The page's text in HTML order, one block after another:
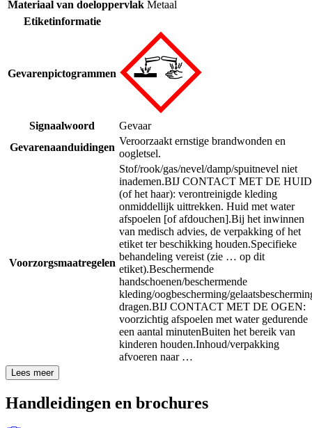
Materiaal van doeloppervlak Metaal
Etiketinformatie
Gevarenpictogrammen
Signaalwoord
Gevaar
Gevarenaanduidingen
Veroorzaakt ernstige brandwonden en
oogletsel.
Voorzorgsmaatregelen
Stof/rook/gas/nevel/damp/spuitnevel niet
inademen.BIJ CONTACT MET DE HUID
(of het haar): verontreinigde kleding
onmiddellijk uittrekken. Huid met water
afspoelen [of afdouchen].Bij het inwinnen
van medisch advies, de verpakking of het
etiket ter beschikking houden.Specifieke
behandeling vereist (zie … op dit
etiket).Beschermende
handschoenen/beschermende
kleding/oogbescherming/
dragen.BIJ CONTACT MET DE OGEN:
voorzichtig afspoelen met water gedurende
een aantal minutenBuiten het bereik van
kinderen houden.Inhoud/verpakking
afvoeren naar …
Lees meer
Handleidingen en brochures